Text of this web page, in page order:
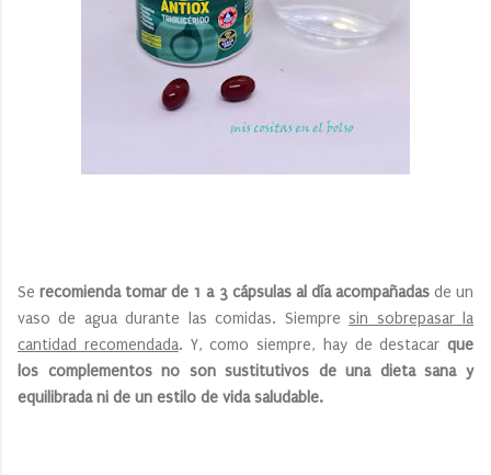
Serecomienda tomar de 1 a 3 cápsulas al día acompañadasde un
vaso de agua durante las comidas. Siempresin sobrepasar la
cantidad recomendada. Y, como siempre, hay de destacar que
los complementos no son sustitutivos de una dieta sana y
equilibrada ni de un estilo de vida saludable.